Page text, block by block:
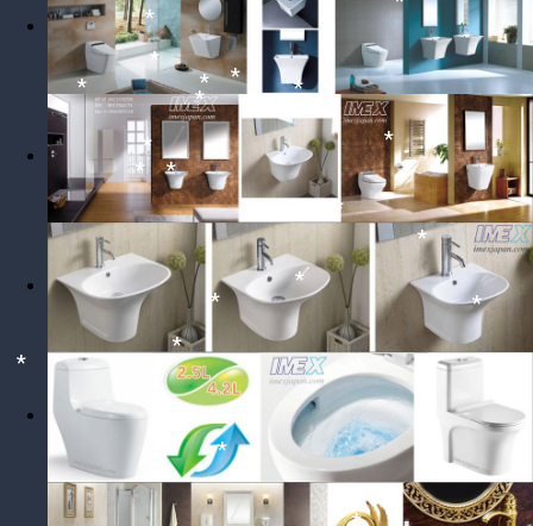
*
*
*
*
*
*
*
*
*
*
*
*
*
*
*
*
*
*
*
*